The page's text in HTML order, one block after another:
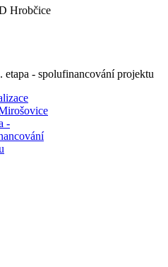
- spolufinancování projektu